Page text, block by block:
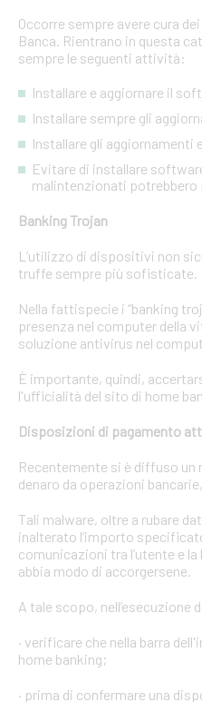
Occorre sempre avere cura
Banca. Rientrano in questa
sempre le seguenti attività:
Installare e aggiornare il
Installare sempre gli
Installare gli aggiornamenti
Evitare di installare
malintenzionati
Banking Trojan
L’utilizzo di dispositivi non
truffe sempre più sofisticate.
Nella fattispecie i “banking
presenza nel computer della
soluzione antivirus nel
È importante, quindi,
l'ufficialità del sito di home
Disposizioni di pagamento
Recentemente si è diffuso un
denaro da operazioni
Tali malware, oltre a rubare
inalterato l’importo
comunicazioni tra l’utente e
abbia modo di accorgersene.
A tale scopo, nell’esecuzione
· verificare che nella barra
home banking;
· prima di confermare una